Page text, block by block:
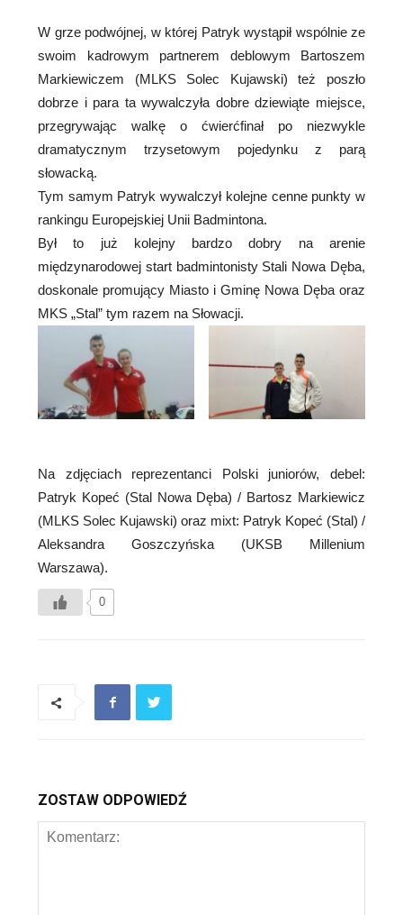
W grze podwójnej, w której Patryk wystąpił wspólnie ze
swoim kadrowym partnerem deblowym Bartoszem
Markiewiczem (MLKS Solec Kujawski) też poszło
dobrze i para ta wywalczyła dobre dziewiąte miejsce,
przegrywając walkę o ćwierćfinał po niezwykle
dramatycznym trzysetowym pojedynku z parą
słowacką.
Tym samym Patryk wywalczył kolejne cenne punkty w
rankingu Europejskiej Unii Badmintona.
Był to już kolejny bardzo dobry na arenie
międzynarodowej start badmintonisty Stali Nowa Dęba,
doskonale promujący Miasto i Gminę Nowa Dęba oraz
MKS „Stal” tym razem na Słowacji.
Na zdjęciach reprezentanci Polski juniorów, debel:
Patryk Kopeć (Stal Nowa Dęba) / Bartosz Markiewicz
(MLKS Solec Kujawski) oraz mixt: Patryk Kopeć (Stal) /
Aleksandra Goszczyńska (UKSB Millenium
Warszawa).
0
ZOSTAW ODPOWIEDŹ